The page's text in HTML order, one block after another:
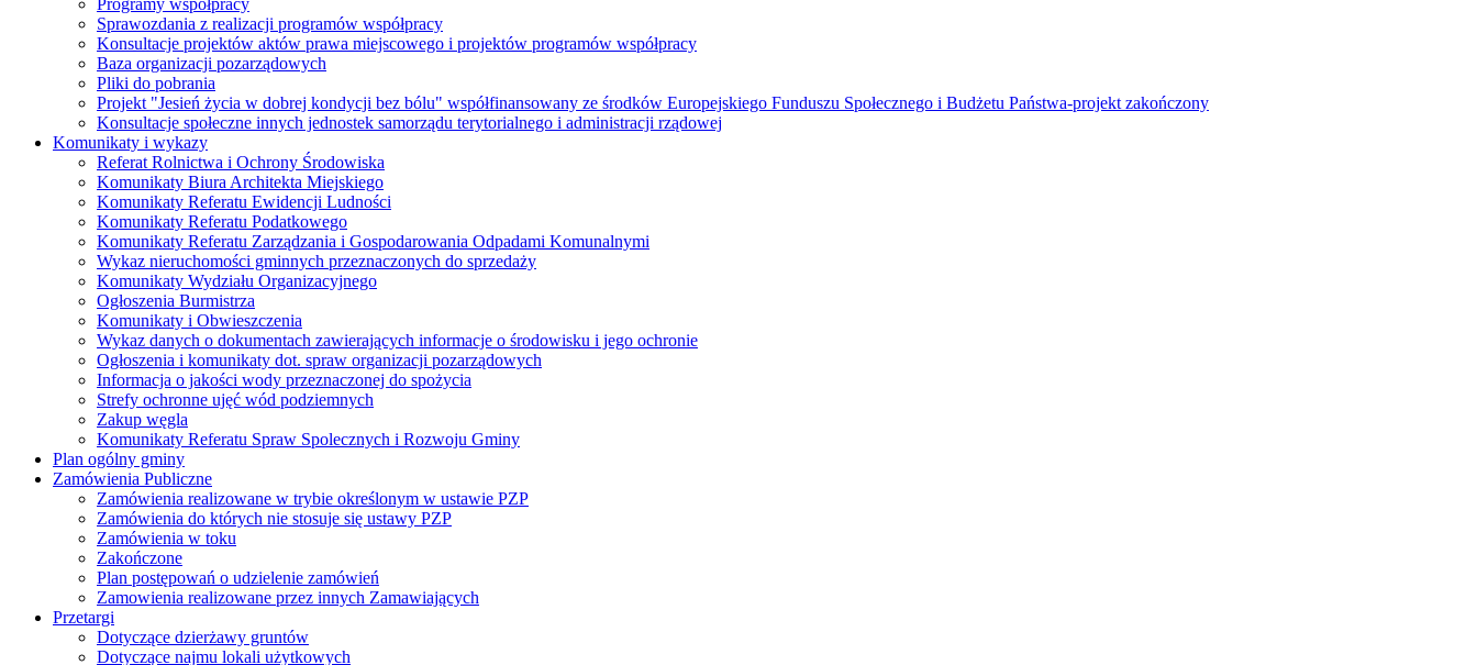
Programy współpracy
Sprawozdania z realizacji programów współpracy
Konsultacje projektów aktów prawa miejscowego i projektów programów współpracy
Baza organizacji pozarządowych
Pliki do pobrania
Projekt "Jesień życia w dobrej kondycji bez bólu" współfinansowany ze środków Europejskiego Funduszu Społecznego i Budżetu Państwa-projekt zakończony
Konsultacje społeczne innych jednostek samorządu terytorialnego i administracji rządowej
Komunikaty i wykazy
Referat Rolnictwa i Ochrony Środowiska
Komunikaty Biura Architekta Miejskiego
Komunikaty Referatu Ewidencji Ludności
Komunikaty Referatu Podatkowego
Komunikaty Referatu Zarządzania i Gospodarowania Odpadami Komunalnymi
Wykaz nieruchomości gminnych przeznaczonych do sprzedaży
Komunikaty Wydziału Organizacyjnego
Ogłoszenia Burmistrza
Komunikaty i Obwieszczenia
Wykaz danych o dokumentach zawierających informacje o środowisku i jego ochronie
Ogłoszenia i komunikaty dot. spraw organizacji pozarządowych
Informacja o jakości wody przeznaczonej do spożycia
Strefy ochronne ujęć wód podziemnych
Zakup węgla
Komunikaty Referatu Spraw Spolecznych i Rozwoju Gminy
Plan ogólny gminy
Zamówienia Publiczne
Zamówienia realizowane w trybie określonym w ustawie PZP
Zamówienia do których nie stosuje się ustawy PZP
Zamówienia w toku
Zakończone
Plan postępowań o udzielenie zamówień
Zamowienia realizowane przez innych Zamawiających
Przetargi
Dotyczące dzierżawy gruntów
Dotyczące najmu lokali użytkowych